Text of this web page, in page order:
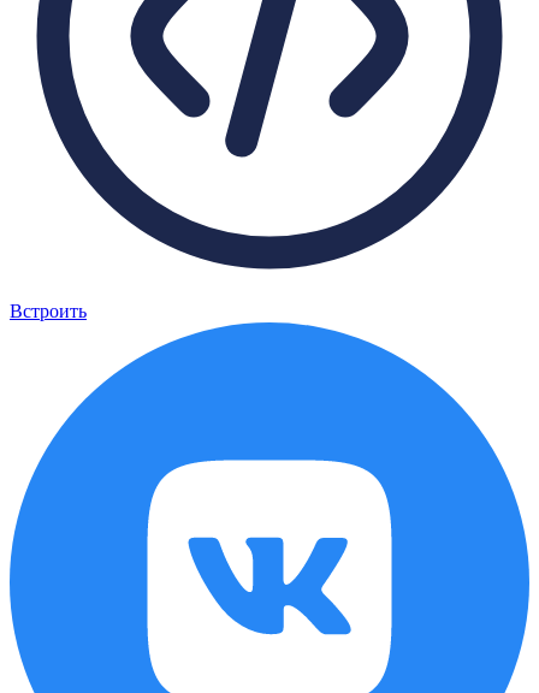
Встроить